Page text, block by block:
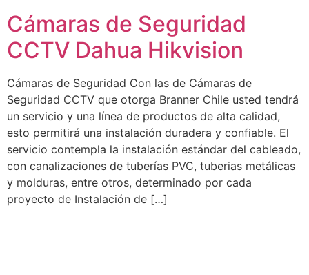
Cámaras de Seguridad
CCTV Dahua Hikvision
Cámaras de Seguridad Con las de Cámaras de
Seguridad CCTV que otorga Branner Chile usted tendrá
un servicio y una línea de productos de alta calidad,
esto permitirá una instalación duradera y confiable. El
servicio contempla la instalación estándar del cableado,
con canalizaciones de tuberías PVC, tuberias metálicas
y molduras, entre otros, determinado por cada
proyecto de Instalación de […]